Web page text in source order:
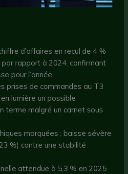
d’affaires en recul de 4 %
rapport à 2024, confirmant
pour l’année.
prises de commandes au T3
lumière un possible
terme malgré un carnet sous
marquées : baisse sévère
%) contre une stabilité
attendue à 5,3 % en 2025